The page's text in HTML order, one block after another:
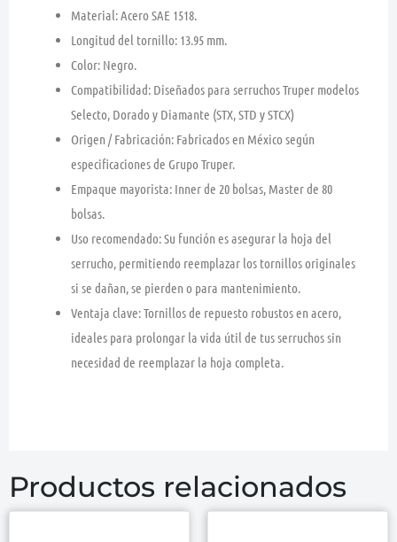
Material: Acero SAE 1518.
Longitud del tornillo: 13.95 mm.
Color: Negro.
Compatibilidad: Diseñados para serruchos Truper modelos
Selecto, Dorado y Diamante (STX, STD y STCX)
Origen / Fabricación: Fabricados en México según
especificaciones de Grupo Truper.
Empaque mayorista: Inner de 20 bolsas, Master de 80
bolsas.
Uso recomendado: Su función es asegurar la hoja del
serrucho, permitiendo reemplazar los tornillos originales
si se dañan, se pierden o para mantenimiento.
Ventaja clave: Tornillos de repuesto robustos en acero,
ideales para prolongar la vida útil de tus serruchos sin
necesidad de reemplazar la hoja completa.
Productos relacionados